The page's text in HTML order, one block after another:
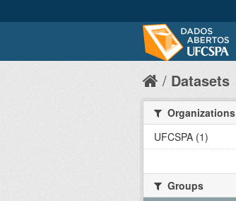
Datasets
Organizations
UFCSPA (1)
Groups